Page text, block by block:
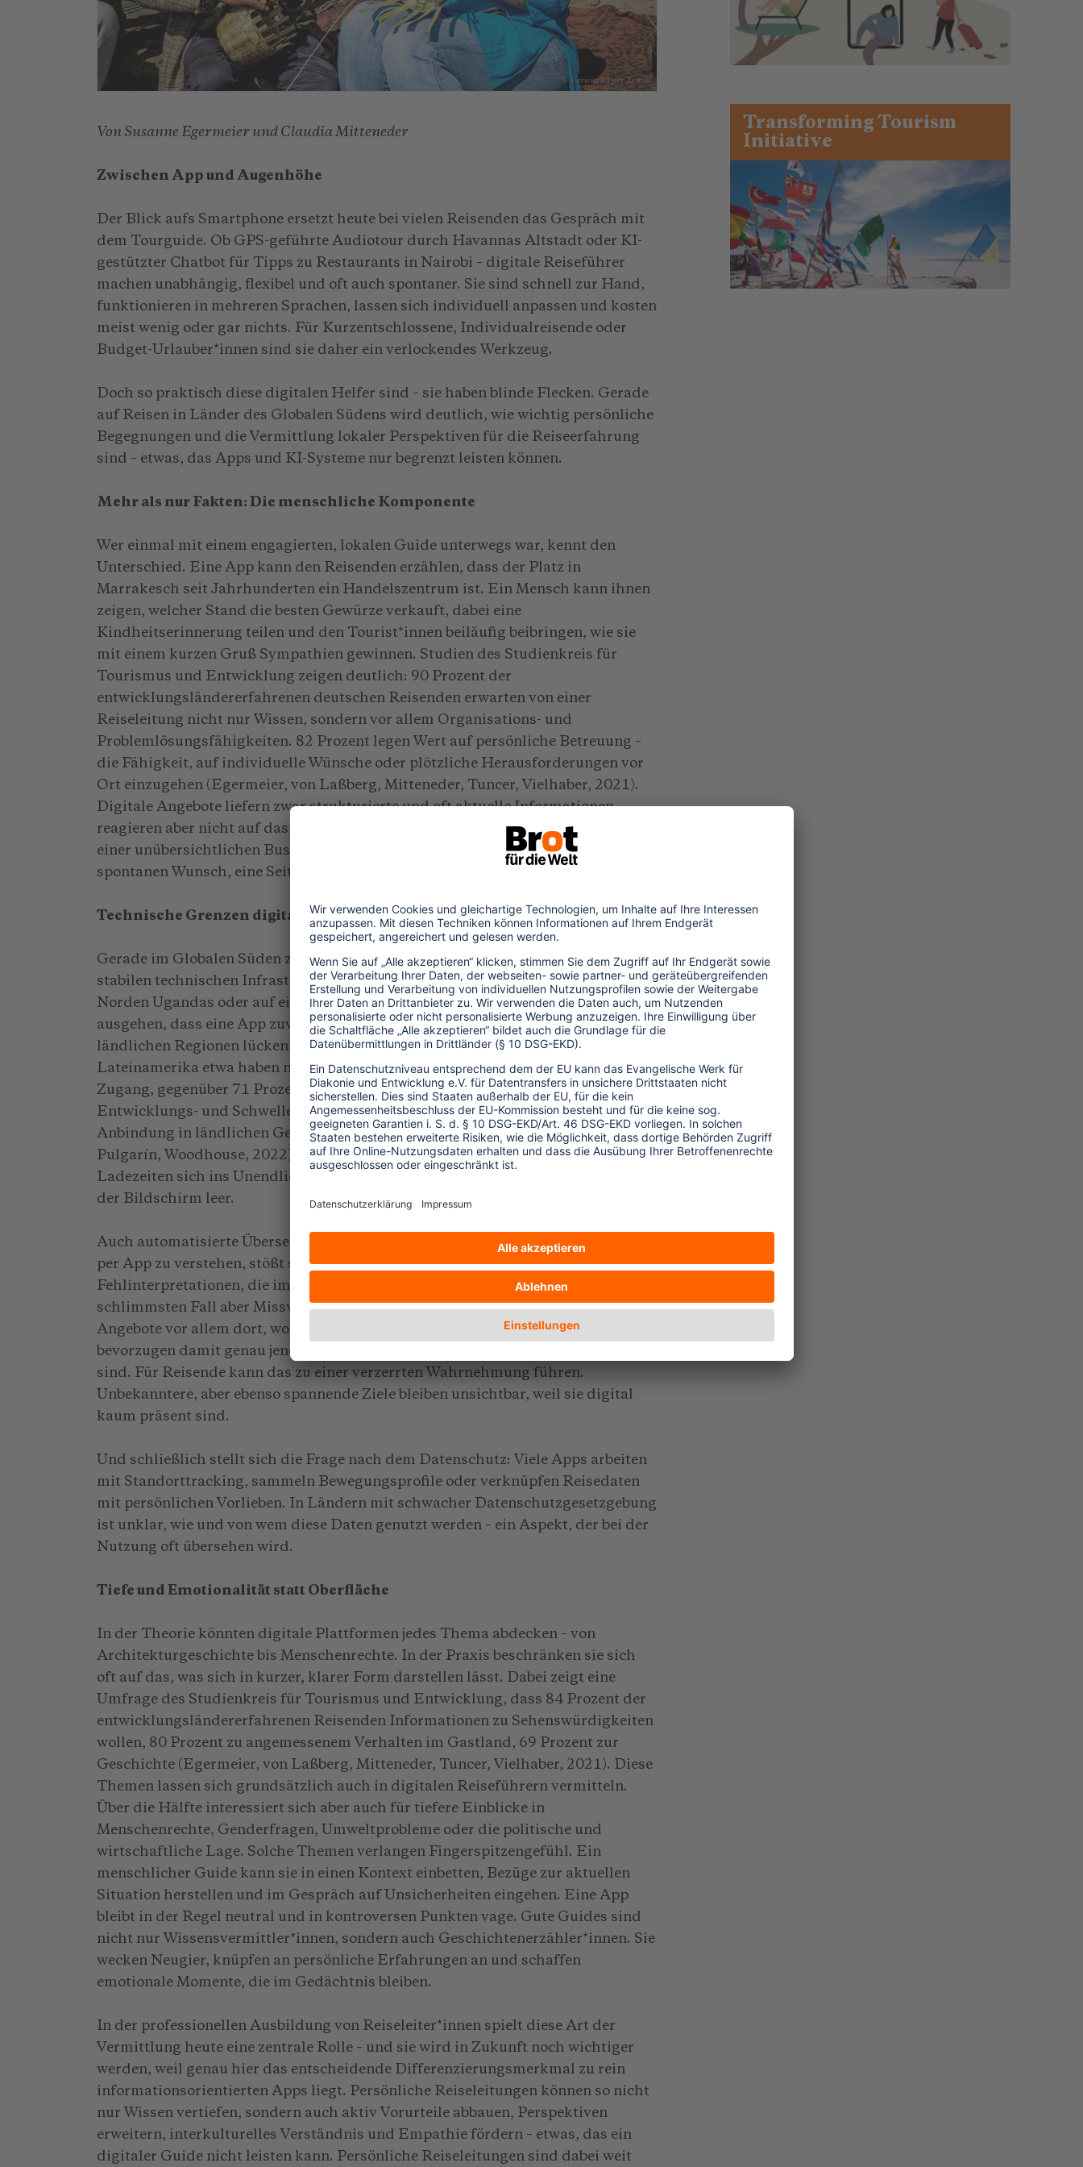
© Fernweh Fair Travel
Von Susanne Egermeier und Claudia Mitteneder
Zwischen App und Augenhöhe
Der Blick aufs Smartphone ersetzt heute bei vielen Reisenden das Gespräch mit
dem Tourguide. Ob GPS-geführte Audiotour durch Havannas Altstadt oder KI-
gestützter Chatbot für Tipps zu Restaurants in Nairobi – digitale Reiseführer
machen unabhängig, flexibel und oft auch spontaner. Sie sind schnell zur Hand,
funktionieren in mehreren Sprachen, lassen sich individuell anpassen und kosten
meist wenig oder gar nichts. Für Kurzentschlossene, Individualreisende oder
Budget-Urlauber*innen sind sie daher ein verlockendes Werkzeug.
Doch so praktisch diese digitalen Helfer sind – sie haben blinde Flecken. Gerade
auf Reisen in Länder des Globalen Südens wird deutlich, wie wichtig persönliche
Begegnungen und die Vermittlung lokaler Perspektiven für die Reiseerfahrung
sind – etwas, das Apps und KI-Systeme nur begrenzt leisten können.
Mehr als nur Fakten: Die menschliche Komponente
Wer einmal mit einem engagierten, lokalen Guide unterwegs war, kennt den
Unterschied. Eine App kann den Reisenden erzählen, dass der Platz in
Marrakesch seit Jahrhunderten ein Handelszentrum ist. Ein Mensch kann ihnen
zeigen, welcher Stand die besten Gewürze verkauft, dabei eine
Kindheitserinnerung teilen und den Tourist*innen beiläufig beibringen, wie sie
mit einem kurzen Gruß Sympathien gewinnen. Studien des Studienkreis für
Tourismus und Entwicklung zeigen deutlich: 90 Prozent der
entwicklungsländererfahrenen deutschen Reisenden erwarten von einer
Reiseleitung nicht nur Wissen, sondern vor allem Organisations- und
Problemlösungsfähigkeiten. 82 Prozent legen Wert auf persönliche Betreuung –
die Fähigkeit, auf individuelle Wünsche oder plötzliche Herausforderungen vor
Ort einzugehen (Egermeier, von Laßberg, Mitteneder, Tuncer, Vielhaber, 2021).
Digitale Angebote liefern zwar strukturierte und oft aktuelle Informationen,
reagieren aber nicht auf das, was zwischen den Zeilen passiert: die Nervosität vor
einer unübersichtlichen Busstation, das Missverständnis in einer Markthalle, den
spontanen Wunsch, eine Seitenstraße zu erkunden.
Technische Grenzen digitaler Systeme
Gerade im Globalen Süden zeigt sich, wie stark digitale Reiseführer von einer
stabilen technischen Infrastruktur abhängen. Wer in den Anden unterwegs ist, im
Norden Ugandas oder auf einer Inselgruppe in Indonesien, kann nicht davon
ausgehen, dass eine App zuverlässig funktioniert. Internet und GPS sind in vielen
ländlichen Regionen lückenhaft oder nur gegen hohe Kosten verfügbar. In
Lateinamerika etwa haben nur rund 37 Prozent der ländlichen Bevölkerung
Zugang, gegenüber 71 Prozent in Städten (Ziegler, 2020). In mehreren
Entwicklungs- und Schwellenländern liegt echte, verlässliche digitale
Anbindung in ländlichen Gebieten sogar bei nur etwa 5 Prozent (Rodríguez
Pulgarín, Woodhouse, 2022). Digitale Karten können sich digital aufhängen,
Ladezeiten sich ins Unendliche ziehen – und im entscheidenden Moment bleibt
der Bildschirm leer.
Auch automatisierte Übersetzungen sind tückisch. Wer versucht, lokale Begriffe
per App zu verstehen, stößt schnell auf sprachliche und kulturelle
Fehlinterpretationen, die im besten Fall für ein Schmunzeln sorgen, im
schlimmsten Fall aber Missverständnisse schaffen. Zudem funktionieren digitale
Angebote vor allem dort, wo die Infrastruktur ohnehin besser ist – und
bevorzugen damit genau jene Orte, die touristisch bereits stärker erschlossen
sind. Für Reisende kann das zu einer verzerrten Wahrnehmung führen.
Unbekanntere, aber ebenso spannende Ziele bleiben unsichtbar, weil sie digital
kaum präsent sind.
Und schließlich stellt sich die Frage nach dem Datenschutz: Viele Apps arbeiten
mit Standorttracking, sammeln Bewegungsprofile oder verknüpfen Reisedaten
mit persönlichen Vorlieben. In Ländern mit schwacher Datenschutzgesetzgebung
ist unklar, wie und von wem diese Daten genutzt werden – ein Aspekt, der bei der
Nutzung oft übersehen wird.
Tiefe und Emotionalität statt Oberfläche
In der Theorie könnten digitale Plattformen jedes Thema abdecken – von
Architekturgeschichte bis Menschenrechte. In der Praxis beschränken sie sich
oft auf das, was sich in kurzer, klarer Form darstellen lässt. Dabei zeigt eine
Umfrage des Studienkreis für Tourismus und Entwicklung, dass 84 Prozent der
entwicklungsländererfahrenen Reisenden Informationen zu Sehenswürdigkeiten
wollen, 80 Prozent zu angemessenem Verhalten im Gastland, 69 Prozent zur
Geschichte (Egermeier, von Laßberg, Mitteneder, Tuncer, Vielhaber, 2021). Diese
Themen lassen sich grundsätzlich auch in digitalen Reiseführern vermitteln.
Über die Hälfte interessiert sich aber auch für tiefere Einblicke in
Menschenrechte, Genderfragen, Umweltprobleme oder die politische und
wirtschaftliche Lage. Solche Themen verlangen Fingerspitzengefühl. Ein
menschlicher Guide kann sie in einen Kontext einbetten, Bezüge zur aktuellen
Situation herstellen und im Gespräch auf Unsicherheiten eingehen. Eine App
bleibt in der Regel neutral und in kontroversen Punkten vage. Gute Guides sind
nicht nur Wissensvermittler*innen, sondern auch Geschichtenerzähler*innen. Sie
wecken Neugier, knüpfen an persönliche Erfahrungen an und schaffen
emotionale Momente, die im Gedächtnis bleiben.
In der professionellen Ausbildung von Reiseleiter*innen spielt diese Art der
Vermittlung heute eine zentrale Rolle – und sie wird in Zukunft noch wichtiger
werden, weil genau hier das entscheidende Differenzierungsmerkmal zu rein
informationsorientierten Apps liegt. Persönliche Reiseleitungen können so nicht
nur Wissen vertiefen, sondern auch aktiv Vorurteile abbauen, Perspektiven
erweitern, interkulturelles Verständnis und Empathie fördern – etwas, das ein
digitaler Guide nicht leisten kann. Persönliche Reiseleitungen sind dabei weit
Transforming Tourism
Initiative